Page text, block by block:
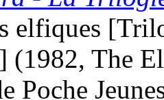
elfiques
] (1982, The
Poche